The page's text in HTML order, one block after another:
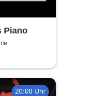
Piano
20:00 Uhr